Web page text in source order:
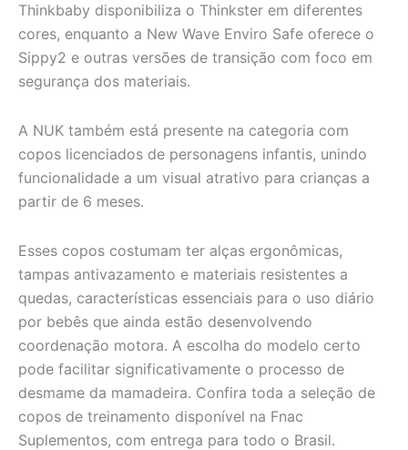
Thinkbaby disponibiliza o Thinkster em diferentes
cores, enquanto a New Wave Enviro Safe oferece o
Sippy2 e outras versões de transição com foco em
segurança dos materiais.
A NUK também está presente na categoria com
copos licenciados de personagens infantis, unindo
funcionalidade a um visual atrativo para crianças a
partir de 6 meses.
Esses copos costumam ter alças ergonômicas,
tampas antivazamento e materiais resistentes a
quedas, características essenciais para o uso diário
por bebês que ainda estão desenvolvendo
coordenação motora. A escolha do modelo certo
pode facilitar significativamente o processo de
desmame da mamadeira. Confira toda a seleção de
copos de treinamento disponível na Fnac
Suplementos, com entrega para todo o Brasil.